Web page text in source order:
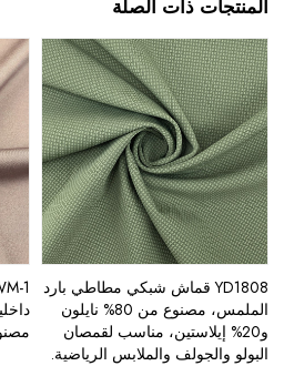
المنتجات ذات الصلة
YD1808 قماش شبكي مطاطي بارد
الملمس، مصنوع من 80% نايلون
و20% إيلاستين، مناسب لقمصان
البولو والجولف والملابس الرياضية.